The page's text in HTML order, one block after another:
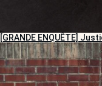
[GRANDE ENQUÊTE]